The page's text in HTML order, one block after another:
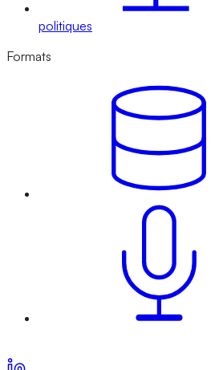
politiques
Formats